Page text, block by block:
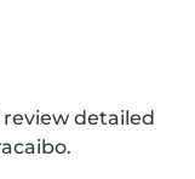
detailed